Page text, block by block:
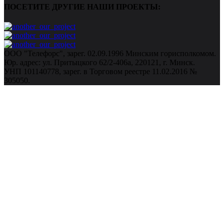
ПОСЕТИТЕ ДРУГИЕ НАШИ ПРОЕКТЫ:
ООО "Телефорс", зарег. 02.09.1996 Минским горисполкомом.
Юр. адрес: ул. Притыцкого 62/2-406а, 220121, г. Минск.
УНП 101140778, зарег. в Торговом реестре 11.02.2016 №
305050.